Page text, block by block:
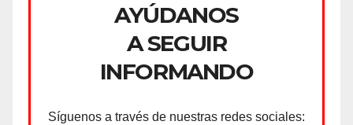
AYÚDANOS
A SEGUIR
INFORMANDO
Síguenos a través de nuestras redes sociales: